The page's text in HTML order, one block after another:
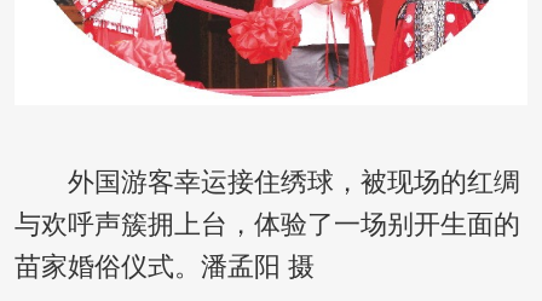
外国游客幸运接住绣球，被现场的红绸
与欢呼声簇拥上台，体验了一场别开生面的
苗家婚俗仪式。潘孟阳 摄